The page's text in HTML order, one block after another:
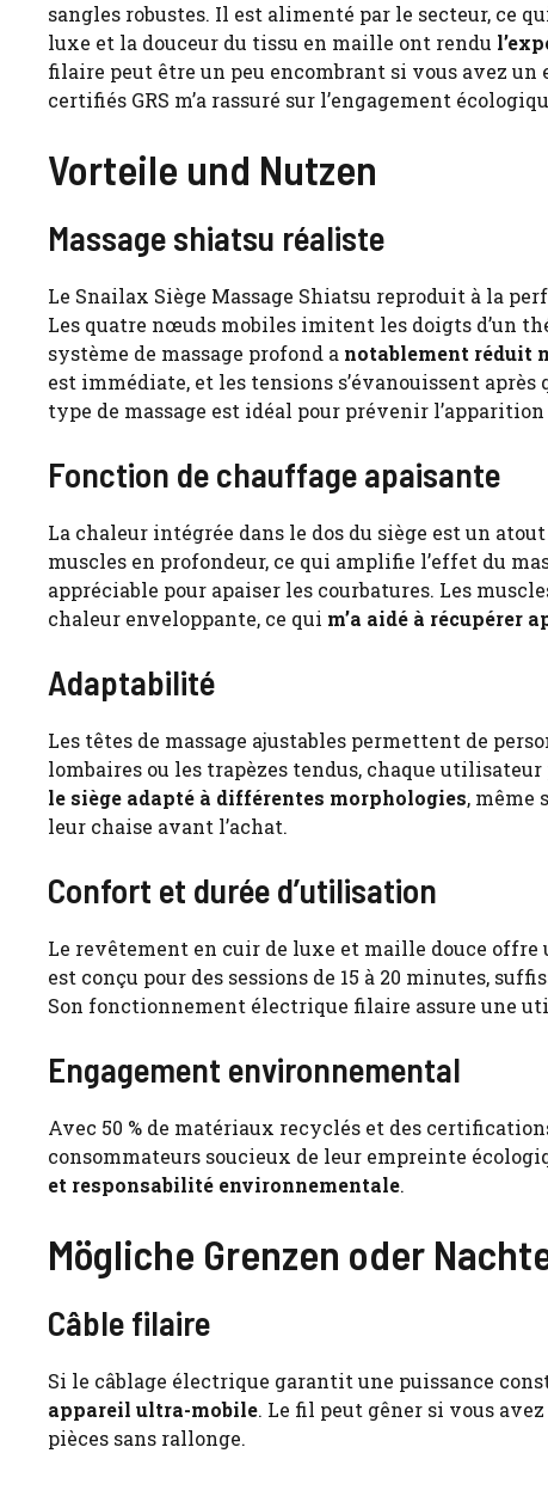
sangles robustes. Il est alimenté par le secteur, ce
luxe et la douceur du tissu en maille ont rendu
filaire peut être un peu encombrant si vous avez
certifiés GRS m’a rassuré sur l’engagement
Vorteile und Nutzen
Massage shiatsu réaliste
Le Snailax Siège Massage Shiatsu reproduit à la
Les quatre nœuds mobiles imitent les doigts d’un
système de massage profond a notablement réduit
est immédiate, et les tensions s’évanouissent
type de massage est idéal pour prévenir
Fonction de chauffage apaisante
La chaleur intégrée dans le dos du siège est un
muscles en profondeur, ce qui amplifie l’effet du
appréciable pour apaiser les courbatures. Les
chaleur enveloppante, ce qui m’a aidé à récupérer
Adaptabilité
Les têtes de massage ajustables permettent de
lombaires ou les trapèzes tendus, chaque
le siège adapté à différentes morphologies, même
leur chaise avant l’achat.
Confort et durée d’utilisation
Le revêtement en cuir de luxe et maille douce offre
est conçu pour des sessions de 15 à 20 minutes,
Son fonctionnement électrique filaire assure une
Engagement environnemental
Avec 50 % de matériaux recyclés et des
consommateurs soucieux de leur empreinte
et responsabilité environnementale.
Mögliche Grenzen oder
Câble filaire
Si le câblage électrique garantit une puissance
appareil ultra-mobile. Le fil peut gêner si vous
pièces sans rallonge.